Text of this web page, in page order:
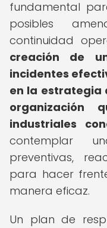
fundamental
posibles
continuidad
creación de
incidentes
en la estrategia
organización
industriales
contemplar
preventivas,
para hacer
manera eficaz.
Un plan de